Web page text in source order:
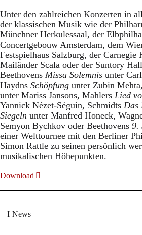
Unter den zahlreichen Konzerten in
der klassischen Musik wie der
Münchner Herkulessaal, der
Concertgebouw Amsterdam, dem
Festspielhaus Salzburg, der
Mailänder Scala oder der Suntory
Beethovens Missa Solemnis unter
Haydns Schöpfung unter Zubin
unter Mariss Jansons, Mahlers Lied
Yannick Nézet-Séguin, Schmidts Das
Siegeln unter Manfred Honeck,
Semyon Bychkov oder Beethovens 9.
einer Welttournee mit den Berliner
Simon Rattle zu seinen persönlich
musikalischen Höhepunkten.
Download
News